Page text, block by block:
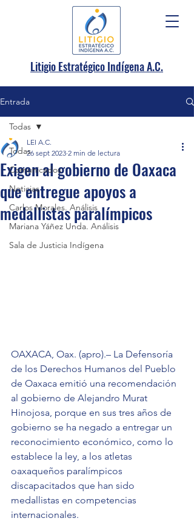
Litigio Estratégico Indígena A.C.
Entrada
Todas
Comunicados
Noticias
Carlos Morales. Análisis
Mariana Yáñez Unda. Análisis
Sala de Justicia Indígena
Todas
Exigen al gobierno de Oaxaca
que entregue apoyos a
medallistas paralímpicos
LEI A.C.
26 sept 2023 2 min de lectura
OAXACA, Oax. (apro).– La Defensoría
de los Derechos Humanos del Pueblo
de Oaxaca emitió una recomendación
al gobierno de Alejandro Murat
Hinojosa, porque en sus tres años de
gobierno se ha negado a entregar un
reconocimiento económico, como lo
establece la ley, a los atletas
oaxaqueños paralímpicos
discapacitados que han sido
medallistas en competencias
internacionales.